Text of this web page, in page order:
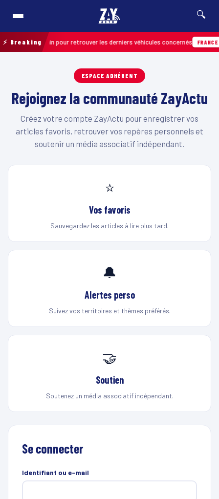
🔍
⚡ Breakingde terrain pour retrouver les derniers véhicules concernés FRANCE
ESPACE ADHÉRENT
Rejoignez la communauté ZayActu
Créez votre compte ZayActu pour enregistrer vos
articles favoris, retrouver vos repères personnels et
soutenir un média associatif indépendant.
⭐
Vos favoris
Sauvegardez les articles à lire plus tard.
🔔
Alertes perso
Suivez vos territoires et thèmes préférés.
🤝
Soutien
Soutenez un média associatif indépendant.
Se connecter
Identifiant ou e-mail